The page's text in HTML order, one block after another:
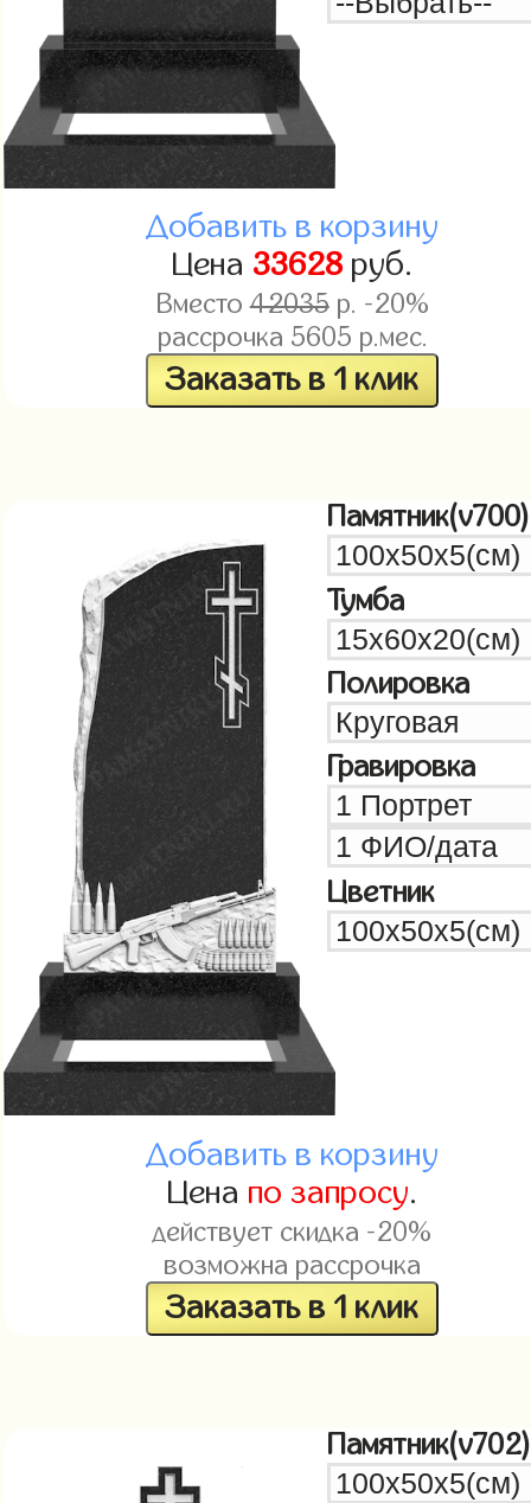
Добавить в корзину
Цена 33628 руб.
Вместо42035р. -20%
рассрочка 5605 р.мес.
Заказать в 1 клик
Памятник(v700)
Тумба
Полировка
Гравировка
Цветник
Добавить в корзину
Цена по запросу.
действует скидка -20%
возможна рассрочка
Заказать в 1 клик
Памятник(v702)